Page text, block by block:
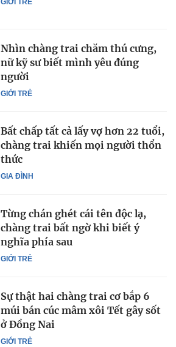
GIỚI TRẺ
Nhìn chàng trai chăm thú cưng,
nữ kỹ sư biết mình yêu đúng
người
GIA ĐÌNH
Bất chấp tất cả lấy vợ hơn 22 tuổi,
chàng trai khiến mọi người thổn
thức
GIỚI TRẺ
Từng chán ghét cái tên độc lạ,
chàng trai bất ngờ khi biết ý
nghĩa phía sau
GIỚI TRẺ
Sự thật hai chàng trai cơ bắp 6
múi bán cúc mâm xôi Tết gây sốt
ở Đồng Nai